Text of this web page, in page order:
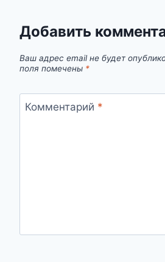
Добавить
Ваш адрес email не будет
поля помечены *
Комментарий *